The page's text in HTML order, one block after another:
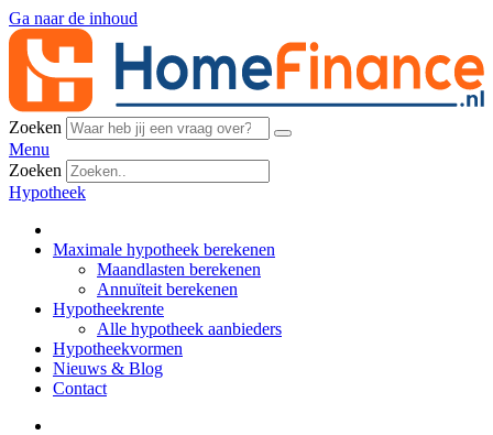
Ga naar de inhoud
Zoeken
Menu
Zoeken
Hypotheek
Maximale hypotheek berekenen
Maandlasten berekenen
Annuïteit berekenen
Hypotheekrente
Alle hypotheek aanbieders
Hypotheekvormen
Nieuws & Blog
Contact